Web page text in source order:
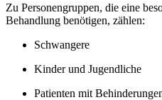
Zu Personengruppen, die eine
Behandlung benötigen, zählen:
Schwangere
Kinder und Jugendliche
Patienten mit